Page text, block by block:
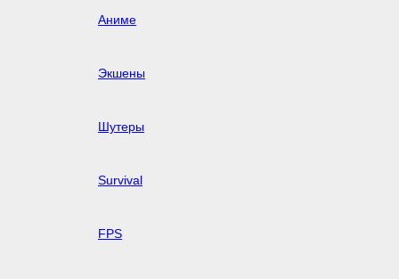
Аниме
Экшены
Шутеры
Survival
FPS